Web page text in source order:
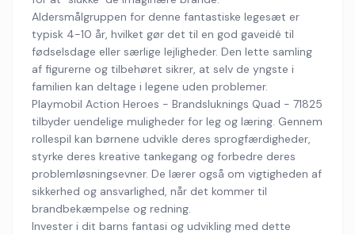
Aldersmålgruppen for denne fantastiske legesæt er
typisk 4-10 år, hvilket gør det til en god gaveidé til
fødselsdage eller særlige lejligheder. Den lette samling
af figurerne og tilbehøret sikrer, at selv de yngste i
familien kan deltage i legene uden problemer.
Playmobil Action Heroes - Brandsluknings Quad - 71825
tilbyder uendelige muligheder for leg og læring. Gennem
rollespil kan børnene udvikle deres sprogfærdigheder,
styrke deres kreative tankegang og forbedre deres
problemløsningsevner. De lærer også om vigtigheden af
sikkerhed og ansvarlighed, når det kommer til
brandbekæmpelse og redning.
Invester i dit barns fantasi og udvikling med dette